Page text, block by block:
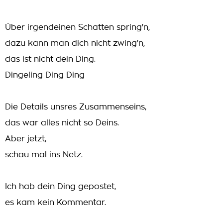
Über irgendeinen Schatten spring'n,
dazu kann man dich nicht zwing'n,
das ist nicht dein Ding.
Dingeling Ding Ding
Die Details unsres Zusammenseins,
das war alles nicht so Deins.
Aber jetzt,
schau mal ins Netz.
Ich hab dein Ding gepostet,
es kam kein Kommentar.